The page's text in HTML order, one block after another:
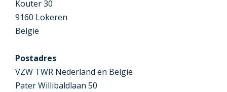
Kouter 30
9160 Lokeren
België
Postadres
VZW TWR Nederland en België
Pater Willibaldlaan 50